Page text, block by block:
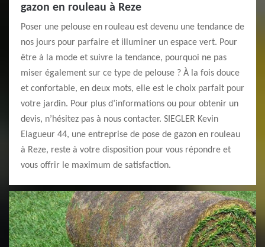
gazon en rouleau à Reze
Poser une pelouse en rouleau est devenu une tendance de
nos jours pour parfaire et illuminer un espace vert. Pour
être à la mode et suivre la tendance, pourquoi ne pas
miser également sur ce type de pelouse ? À la fois douce
et confortable, en deux mots, elle est le choix parfait pour
votre jardin. Pour plus d’informations ou pour obtenir un
devis, n’hésitez pas à nous contacter. SIEGLER Kevin
Elagueur 44, une entreprise de pose de gazon en rouleau
à Reze, reste à votre disposition pour vous répondre et
vous offrir le maximum de satisfaction.